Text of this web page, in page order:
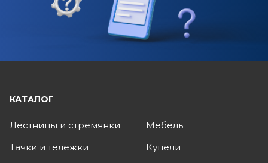
КАТАЛОГ
Лестницы и стремянки
Тачки и тележки
Мебель
Купели